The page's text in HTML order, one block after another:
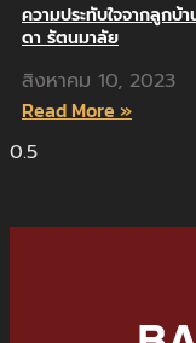
ความประทับใจจากลูกบ้
ดา รัตนมาลัย
สิงหาคม 10, 2023
Read More »